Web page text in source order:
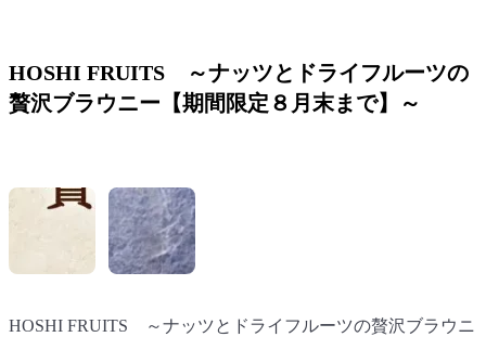
HOSHI FRUITS ～ナッツとドライフルーツの
贅沢ブラウニー【期間限定８月末まで】～
HOSHI FRUITS ～ナッツとドライフルーツの贅沢ブラウニ
HOSHI FRUITS ～ナッツとドライフルーツの贅沢ブラウニ